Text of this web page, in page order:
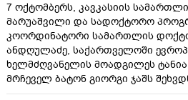
7 ოქტომბერს, კავკასიის
მარუაშვილი და სადოქტორო
კოორდინატორი სამართლის
ანდღულაძე, საქართველოში
ხელმძღვანელის მოადგილეს
მრჩეველ ბატონ გიორგი ჯაშს